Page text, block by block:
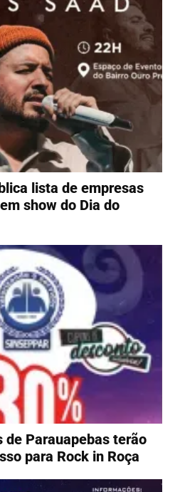
lista de empresas
show do Dia do
de Parauapebas terão
para Rock in Roça